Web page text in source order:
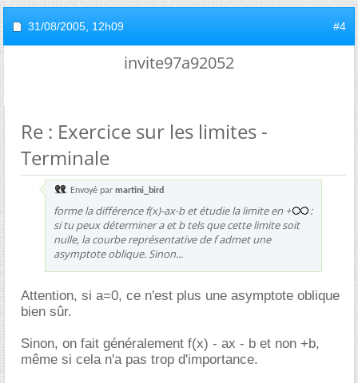
31/08/2005, 12h09 #4
invite97a92052
Re : Exercice sur les limites -
Terminale
Envoyé par martini_bird
forme la différence f(x)-ax-b et étudie la limite en +
:
si tu peux déterminer a et b tels que cette limite soit
nulle, la courbe représentative de f admet une
asymptote oblique. Sinon...
Attention, si a=0, ce n'est plus une asymptote oblique
bien sûr.
Sinon, on fait généralement f(x) - ax - b et non +b,
même si cela n'a pas trop d'importance.